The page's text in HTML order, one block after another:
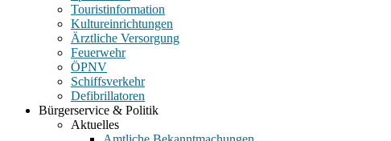
Touristinformation
Kultureinrichtungen
Ärztliche Versorgung
Feuerwehr
ÖPNV
Schiffsverkehr
Defibrillatoren
Bürgerservice & Politik
Aktuelles